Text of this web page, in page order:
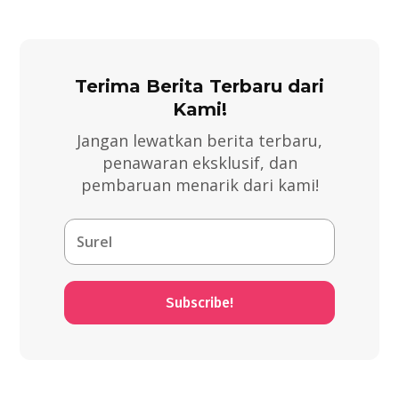
Terima Berita Terbaru dari
Kami!
Jangan lewatkan berita terbaru,
penawaran eksklusif, dan
pembaruan menarik dari kami!
Subscribe!